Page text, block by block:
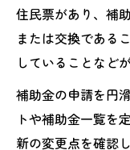
住民票があり、補
または交換である
していることなど
補助金の申請を円
トや補助金一覧を
新の変更点を確認